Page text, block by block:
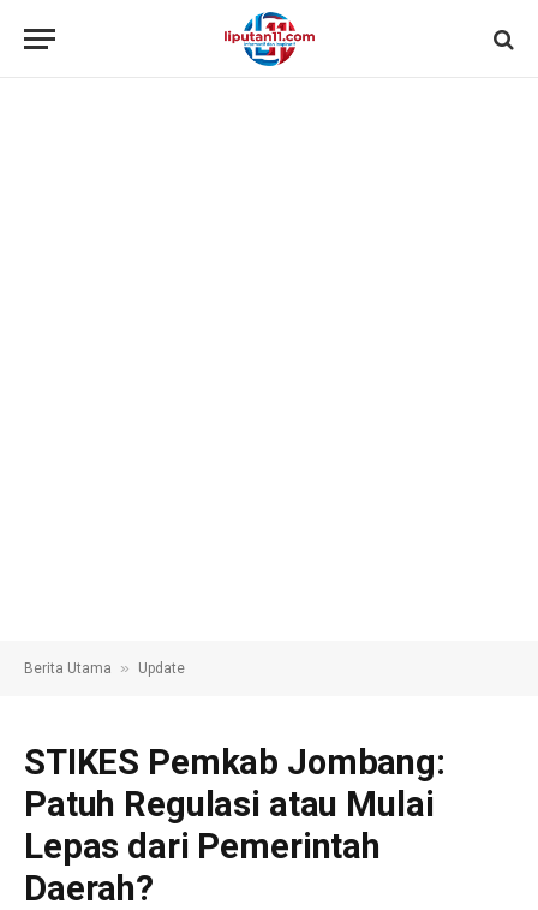
Berita Utama » Update
STIKES Pemkab Jombang:
Patuh Regulasi atau Mulai
Lepas dari Pemerintah
Daerah?